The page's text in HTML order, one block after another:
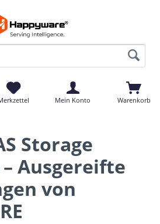
Mein Konto Warenkorb
Storage
Ausgereifte
von